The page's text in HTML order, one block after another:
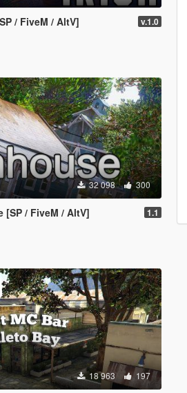
/ FiveM / AltV] v.1.0
32 098 300
[SP / FiveM / AltV] 1.1
18 963 197